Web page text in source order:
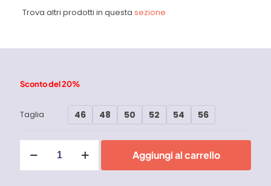
Trova altri prodotti in questa sezione
Sconto del 20%
Taglia 46 48 50 52 54 56
lavoro
Aggiungi al carrello